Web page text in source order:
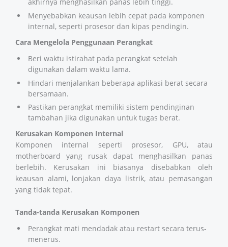
Menyebabkan keausan lebih cepat pada komponen
internal, seperti prosesor dan kipas pendingin.
Cara Mengelola Penggunaan Perangkat
Beri waktu istirahat pada perangkat setelah
digunakan dalam waktu lama.
Hindari menjalankan beberapa aplikasi berat secara
bersamaan.
Pastikan perangkat memiliki sistem pendinginan
tambahan jika digunakan untuk tugas berat.
Kerusakan Komponen Internal
Komponen internal seperti prosesor, GPU, atau
motherboard yang rusak dapat menghasilkan panas
berlebih. Kerusakan ini biasanya disebabkan oleh
keausan alami, lonjakan daya listrik, atau pemasangan
yang tidak tepat.
Tanda-tanda Kerusakan Komponen
Perangkat mati mendadak atau restart secara terus-
menerus.